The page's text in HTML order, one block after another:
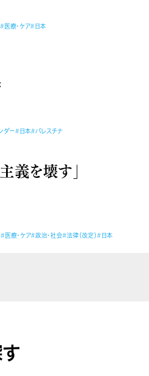
#医療・ケア#日本
ダー#日本#パレスチナ
義を壊す」
#医療・ケア#政治・社会#法律（改定）#日本